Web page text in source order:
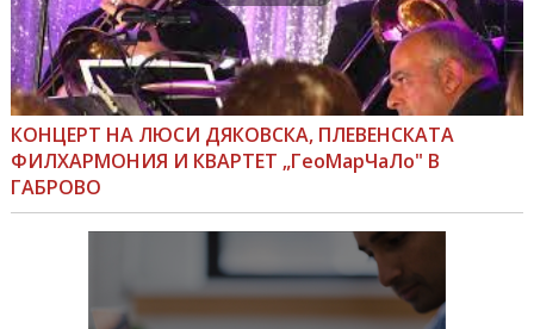
КОНЦЕРТ НА ЛЮСИ ДЯКОВСКА, ПЛЕВЕНСКАТА
ФИЛХАРМОНИЯ И КВАРТЕТ „ГеоМарЧаЛо" В
ГАБРОВО